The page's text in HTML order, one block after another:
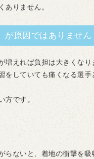
ありません。
が原因ではありません
増えれば負担は大きくなり
をしていても痛くなる選
方です。
らないと、着地の衝撃を吸